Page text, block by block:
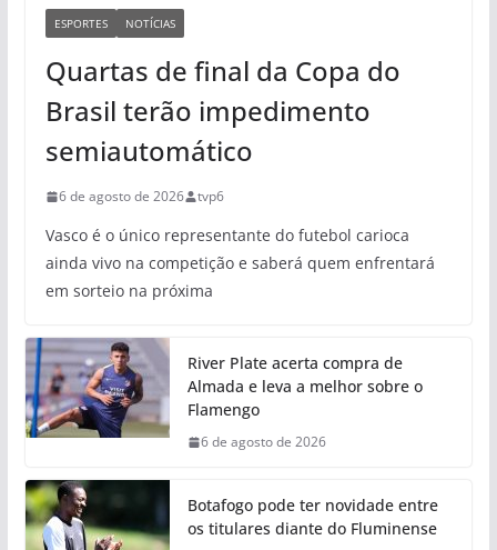
ESPORTES NOTÍCIAS
Quartas de final da Copa do
Brasil terão impedimento
semiautomático
6 de agosto de 2026 tvp6
Vasco é o único representante do futebol carioca
ainda vivo na competição e saberá quem enfrentará
em sorteio na próxima
River Plate acerta compra de
Almada e leva a melhor sobre o
Flamengo
6 de agosto de 2026
Botafogo pode ter novidade entre
os titulares diante do Fluminense